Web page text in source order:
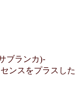
ブランカ)-
ンスをプラスし